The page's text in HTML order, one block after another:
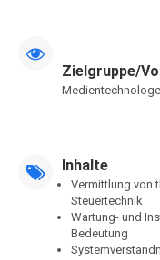
Zielgruppe/
Inhalte
Vermittlung von
Steuertechnik
Wartung- und
Bedeutung